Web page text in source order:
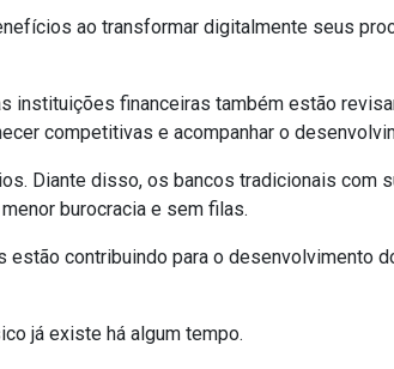
ao transformar digitalmente seus
instituições financeiras também estão
competitivas e acompanhar o
Diante disso, os bancos tradicionais com
burocracia e sem filas.
contribuindo para o desenvolvimento
já existe há algum tempo.